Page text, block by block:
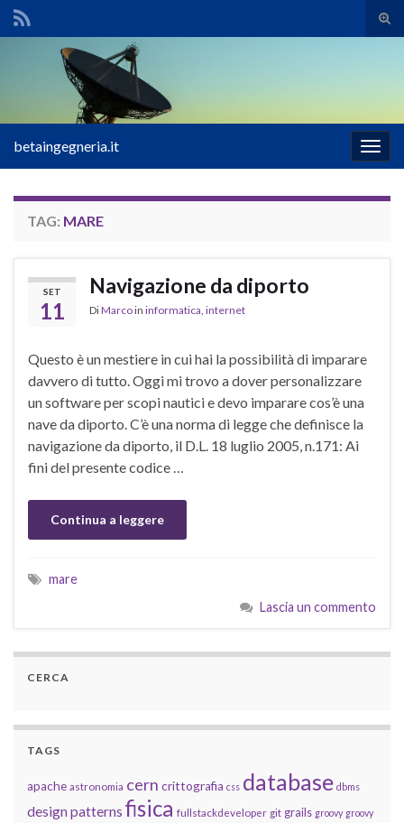
il
Search for:
la
betaingegneria.it
TAG: MARE
SET
11
Navigazione da diporto
DiMarcoin informatica internet
Questo è un mestiere in cui hai la possibilità di imparare
davvero di tutto. Oggi mi trovo a dover personalizzare
un software per scopi nautici e devo imparare cos’è una
nave da diporto. C’è una norma di legge che definisce la
navigazione da diporto, il D.L. 18 luglio 2005, n.171: Ai
fini del presente codice …
Continua a leggere
mare
Lascia un commento
CERCA
TAGS
apache astronomia cern crittografia css database dbms
design patterns fisica fullstackdeveloper git grails groovy groovy